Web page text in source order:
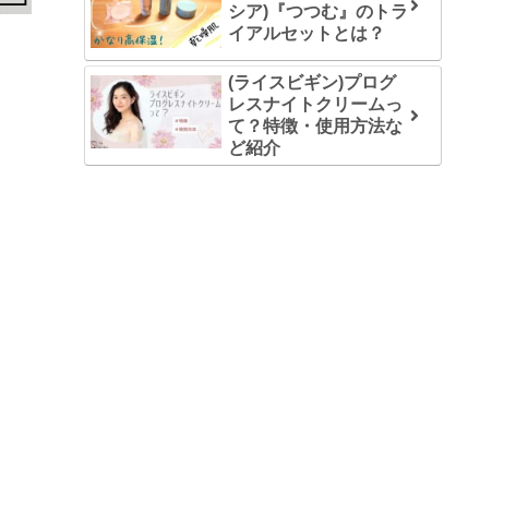
シア)『つつむ』のトラ
イアルセットとは？
(ライスビギン)プログ
レスナイトクリームっ
て？特徴・使用方法な
ど紹介